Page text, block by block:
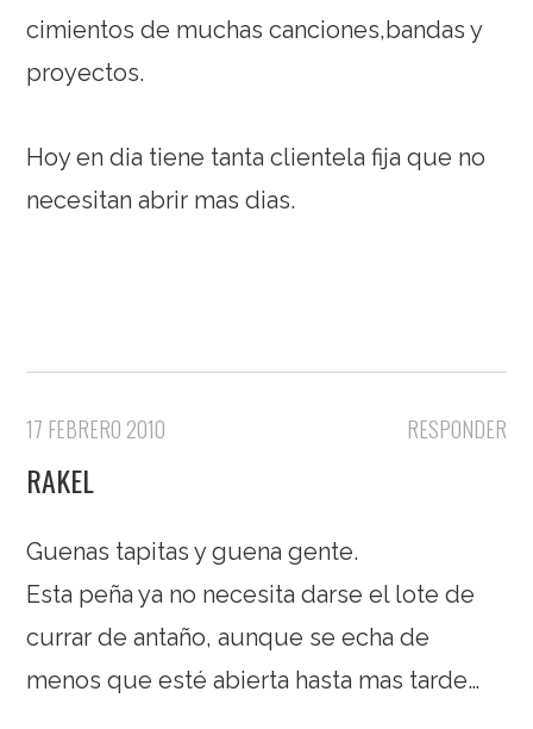
cimientos de muchas canciones,bandas y
proyectos.
Hoy en dia tiene tanta clientela fija que no
necesitan abrir mas dias.
RESPONDER
17 FEBRERO 2010
RAKEL
Guenas tapitas y guena gente.
Esta peña ya no necesita darse el lote de
currar de antaño, aunque se echa de
menos que esté abierta hasta mas tarde…